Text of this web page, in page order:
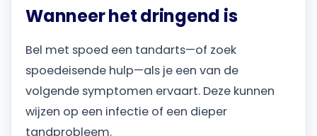
Wanneer het dringend is
Bel met spoed een tandarts—of zoek
spoedeisende hulp—als je een van de
volgende symptomen ervaart. Deze kunnen
wijzen op een infectie of een dieper
tandprobleem.